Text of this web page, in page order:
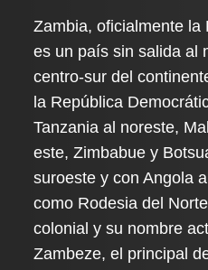
Zambia, oficialmente la
es un país sin salida al
centro-sur del
la República
Tanzania al noreste,
este, Zimbabue y
suroeste y con Angola
como Rodesia del
colonial y su nombre
Zambeze, el principal